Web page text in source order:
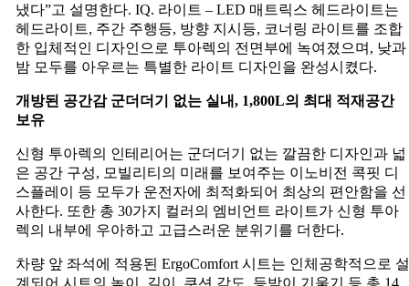
냈다”고 설명한다. IQ. 라이트 – LED 매트릭스 헤드라이트는
헤드라이트, 주간 주행등, 방향 지시등, 코너링 라이트를 조합
한 입체적인 디자인으로 투아렉의 전면부에 녹여졌으며, 낮과
밤 모두를 아우르는 특별한 라이트 디자인을 완성시켰다.
개방된 공간감 군더더기 없는 실내, 1,800L의 최대 적재공간
보유
신형 투아렉의 인테리어는 군더더기 없는 깔끔한 디자인과 넓
은 공간 구성, 모빌리티의 미래를 보여주는 이노비전 콕핏 디
스플레이 등 모두가 운전자에 최적화되어 최상의 편안함을 선
사한다. 또한 총 30가지 컬러의 엠비언트 라이트가 신형 투아
렉의 내부에 우아하고 고급스러운 분위기를 더한다.
차량 앞 좌석에 적용된 ErgoComfort 시트는 인체공학적으로 설